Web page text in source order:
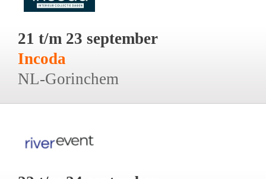
21 t/m 23 september
Incoda
NL-Gorinchem